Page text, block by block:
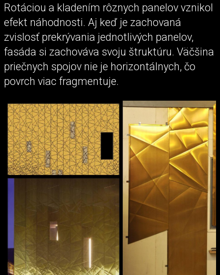
Rotáciou a kladením rôznych panelov vznikol
efekt náhodnosti. Aj keď je zachovaná
zvislosť prekrývania jednotlivých panelov,
fasáda si zachováva svoju štruktúru. Väčšina
priečnych spojov nie je horizontálnych, čo
povrch viac fragmentuje.